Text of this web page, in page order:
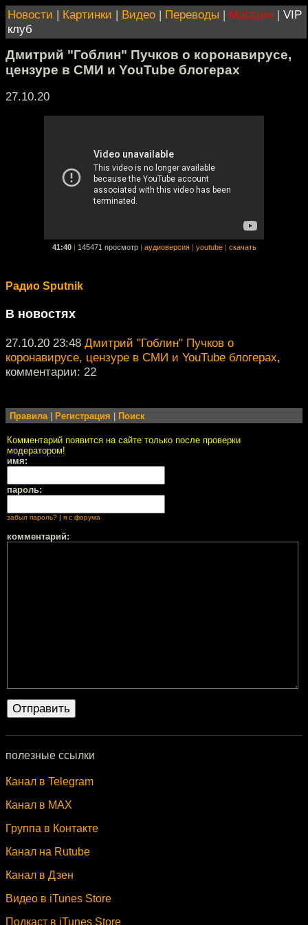
Новости | Картинки | Видео | Переводы | Магазин | VIP
клуб
Дмитрий "Гоблин" Пучков о коронавирусе,
цензуре в СМИ и YouTube блогерах
27.10.20
41:40 145471 просмотр аудиоверсия youtube скачать
Радио Sputnik
В новостях
27.10.20 23:48 Дмитрий "Гоблин" Пучков о
коронавирусе, цензуре в СМИ и YouTube блогерах,
комментарии: 22
Правила| Регистрация Поиск
Комментарий появится на сайте только после проверки
модератором!
имя:
пароль:
забыл пароль? я с форума
комментарий:
полезные ссылки
Канал в Telegram
Канал в MAX
Группа в Контакте
Канал на Rutube
Канал в Дзен
Видео в iTunes Store
Подкаст в iTunes Store